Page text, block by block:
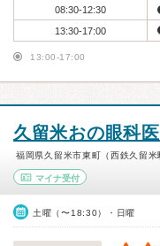
08:30-12:30
13:30-17:00
13:00-17:00
久留米おの眼科
福岡県久留米市東町（西鉄久留米
マイナ受付
土曜（〜18:30）・日曜